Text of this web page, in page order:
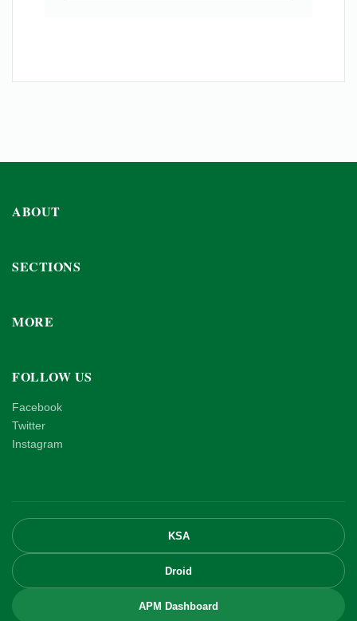
ABOUT
SECTIONS
MORE
FOLLOW US
Facebook
Twitter
Instagram
KSA
Droid
APM Dashboard